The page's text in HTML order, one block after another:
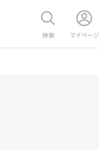
検索 マイページ